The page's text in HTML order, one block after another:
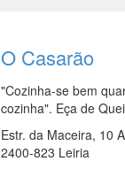
O Casarão
"Cozinha-se bem
cozinha". Eça de
Estr. da Maceira, 10
2400-823 Leiria